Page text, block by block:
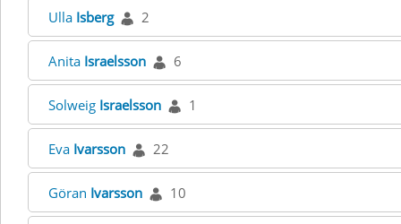
Ulla Isberg 2
Anita Israelsson 6
Solweig Israelsson 1
Eva Ivarsson 22
Göran Ivarsson 10